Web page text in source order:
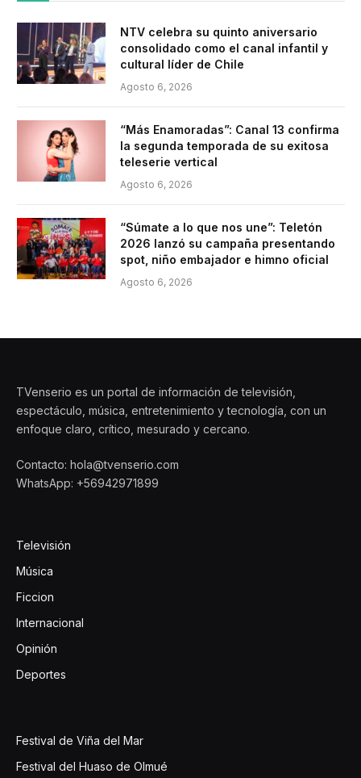
NTV celebra su quinto aniversario
consolidado como el canal infantil y
cultural líder de Chile
Agosto 6, 2026
“Más Enamoradas”: Canal 13 confirma
la segunda temporada de su exitosa
teleserie vertical
Agosto 6, 2026
“Súmate a lo que nos une”: Teletón
2026 lanzó su campaña presentando
spot, niño embajador e himno oficial
Agosto 6, 2026
TVenserio es un portal de información de televisión,
espectáculo, música, entretenimiento y tecnología, con un
enfoque claro, crítico, mesurado y cercano.
Contacto: hola@tvenserio.com
WhatsApp: +56942971899
Televisión
Música
Ficcion
Internacional
Opinión
Deportes
Festival de Viña del Mar
Festival del Huaso de Olmué